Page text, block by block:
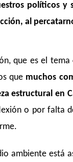
políticos
al
que es el
que muchos
estructural en
o por falta
ambiente está